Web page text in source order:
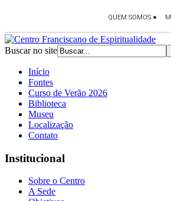
Buscar no site
Início
Fontes
Curso de Verão 2026
Biblioteca
Museu
Localização
Contato
Institucional
Sobre o Centro
A Sede